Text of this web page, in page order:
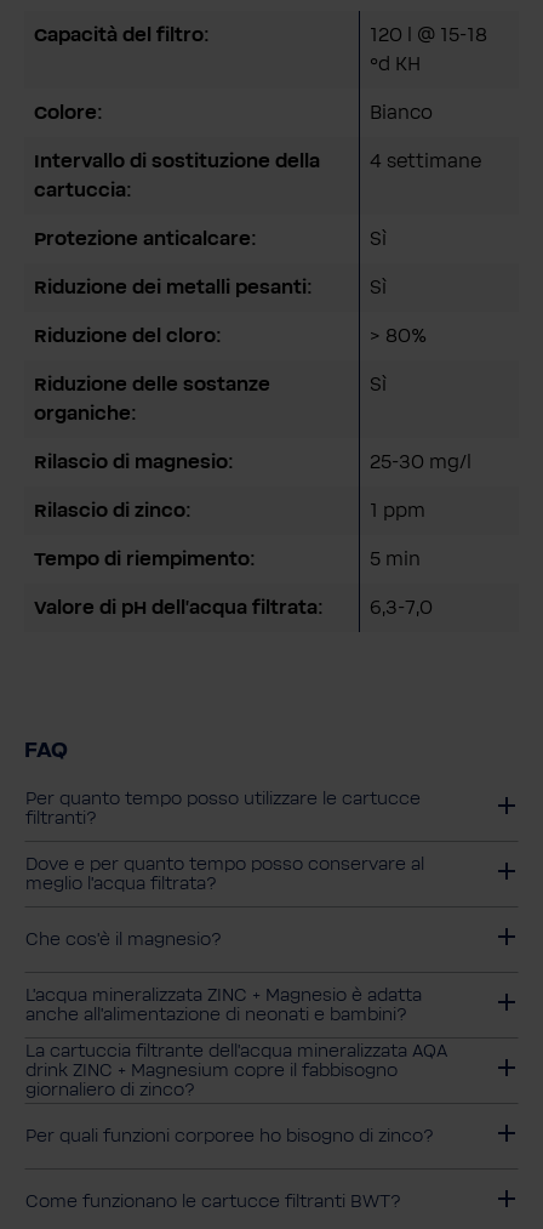
Capacità del filtro:
120 l @ 15-18
°d KH
Colore: Bianco
Intervallo di sostituzione della
cartuccia:
4 settimane
Protezione anticalcare: Sì
Riduzione dei metalli pesanti: Sì
Riduzione del cloro: > 80%
Riduzione delle sostanze
organiche:
Sì
Rilascio di magnesio: 25-30 mg/l
Rilascio di zinco: 1 ppm
Tempo di riempimento: 5 min
Valore di pH dell'acqua filtrata: 6,3-7,0
FAQ
Per quanto tempo posso utilizzare le cartucce
filtranti?
Dove e per quanto tempo posso conservare al
meglio l'acqua filtrata?
Che cos'è il magnesio?
L'acqua mineralizzata ZINC + Magnesio è adatta
anche all'alimentazione di neonati e bambini?
La cartuccia filtrante dell'acqua mineralizzata AQA
drink ZINC + Magnesium copre il fabbisogno
giornaliero di zinco?
Per quali funzioni corporee ho bisogno di zinco?
Come funzionano le cartucce filtranti BWT?